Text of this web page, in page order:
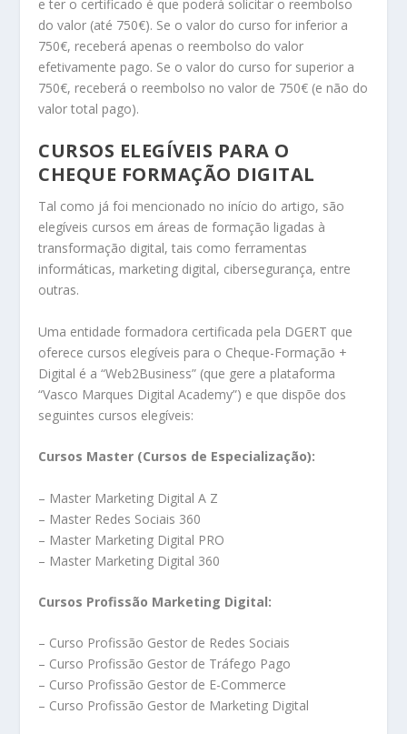
e ter o certificado é que poderá solicitar o reembolso
do valor (até 750€). Se o valor do curso for inferior a
750€, receberá apenas o reembolso do valor
efetivamente pago. Se o valor do curso for superior a
750€, receberá o reembolso no valor de 750€ (e não do
valor total pago).
CURSOS ELEGÍVEIS PARA O
CHEQUE FORMAÇÃO DIGITAL
Tal como já foi mencionado no início do artigo, são
elegíveis cursos em áreas de formação ligadas à
transformação digital, tais como ferramentas
informáticas, marketing digital, cibersegurança, entre
outras.
Uma entidade formadora certificada pela DGERT que
oferece cursos elegíveis para o Cheque-Formação +
Digital é a “Web2Business” (que gere a plataforma
“Vasco Marques Digital Academy”) e que dispõe dos
seguintes cursos elegíveis:
Cursos Master (Cursos de Especialização):
– Master Marketing Digital A Z
– Master Redes Sociais 360
– Master Marketing Digital PRO
– Master Marketing Digital 360
Cursos Profissão Marketing Digital:
– Curso Profissão Gestor de Redes Sociais
– Curso Profissão Gestor de Tráfego Pago
– Curso Profissão Gestor de E-Commerce
– Curso Profissão Gestor de Marketing Digital